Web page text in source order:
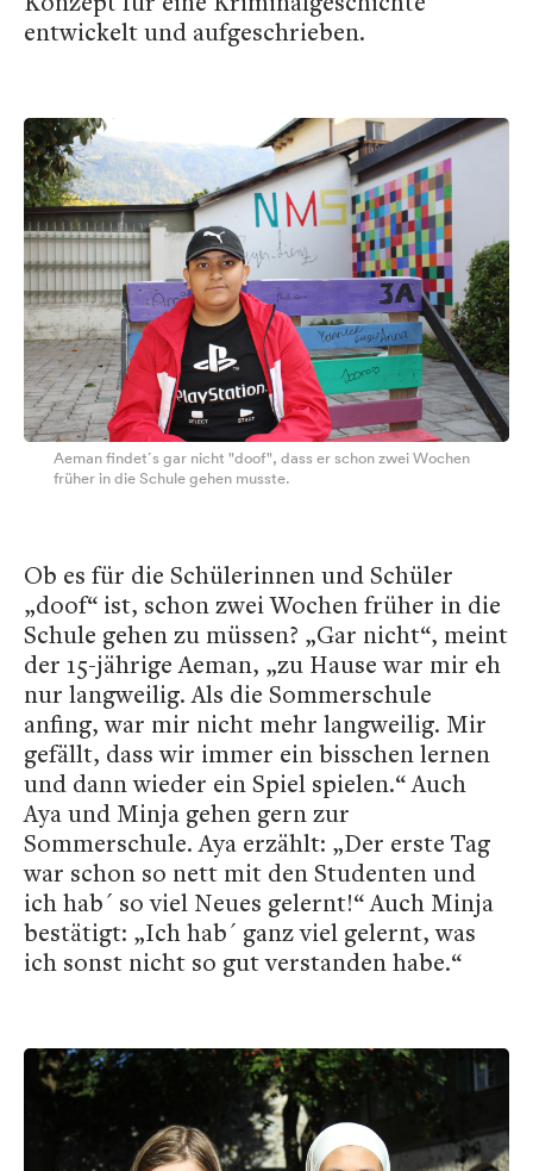
entwickelt und aufgeschrieben.
Aeman findet´s gar nicht "doof", dass er schon zwei Wochen
früher in die Schule gehen musste.
Ob es für die Schülerinnen und Schüler
„doof“ ist, schon zwei Wochen früher in die
Schule gehen zu müssen? „Gar nicht“, meint
der 15-jährige Aeman, „zu Hause war mir eh
nur langweilig. Als die Sommerschule
anfing, war mir nicht mehr langweilig. Mir
gefällt, dass wir immer ein bisschen lernen
und dann wieder ein Spiel spielen.“ Auch
Aya und Minja gehen gern zur
Sommerschule. Aya erzählt: „Der erste Tag
war schon so nett mit den Studenten und
ich hab´ so viel Neues gelernt!“ Auch Minja
bestätigt: „Ich hab´ ganz viel gelernt, was
ich sonst nicht so gut verstanden habe.“